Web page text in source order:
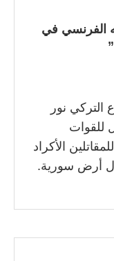
الفرنسي في
التركي نور
للقوات
الأكراد
أرض سورية.